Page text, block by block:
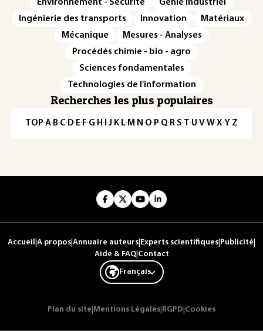
Environnement - Sécurité
Génie industriel
Ingénierie des transports
Innovation
Matériaux
Mécanique
Mesures - Analyses
Procédés chimie - bio - agro
Sciences fondamentales
Technologies de l'information
Recherches les plus populaires
TOP·A·B·C· D· E· F·G· H · ·J· K· L· M · N ·O· P·Q· R·S·T·U·V·W·X·Y·Z
Accueil A propos Annuaire auteurs Experts scientifiques Publicité
Aide & FAQ| Contact
Français
Plan du site Mentions Légales RGPD Cookies